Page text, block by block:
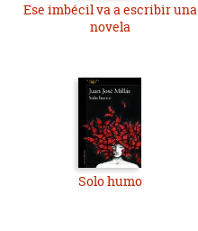
Ese imbécil va a escribir una
novela
Solo humo